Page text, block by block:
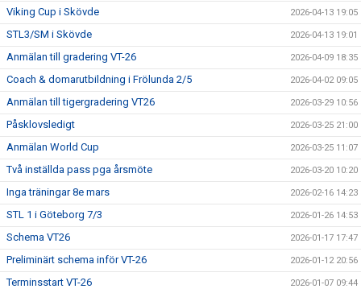
Viking Cup i Skövde 2026-04-13 19:05
STL3/SM i Skövde 2026-04-13 19:01
Anmälan till gradering VT-26 2026-04-09 18:35
Coach & domarutbildning i Frölunda 2/5 2026-04-02 09:05
Anmälan till tigergradering VT26 2026-03-29 10:56
Påsklovsledigt 2026-03-25 21:00
Anmälan World Cup 2026-03-25 11:07
Två inställda pass pga årsmöte 2026-03-20 10:20
Inga träningar 8e mars 2026-02-16 14:23
STL 1 i Göteborg 7/3 2026-01-26 14:53
Schema VT26 2026-01-17 17:47
Preliminärt schema inför VT-26 2026-01-12 20:56
Terminsstart VT-26 2026-01-07 09:44